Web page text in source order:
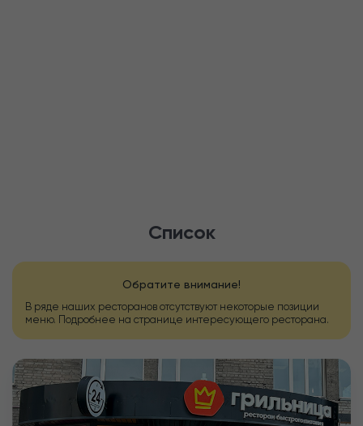
Список
Обратите внимание!
В ряде наших ресторанов отсутствуют некоторые позиции
меню. Подробнее на странице интересующего ресторана.